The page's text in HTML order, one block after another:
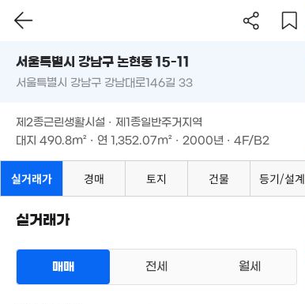
서울특별시 강남구 논현동 15-11
서울특별시 강남구 강남대로146길 33
제2종근린생활시설 · 제1종일반주거지역
대지 490.8m² · 연 1,352.07m² · 2000년 · 4F/B2
실거래가 경매 토지 건물 등기/설계
실거래가
매매 전세 월세